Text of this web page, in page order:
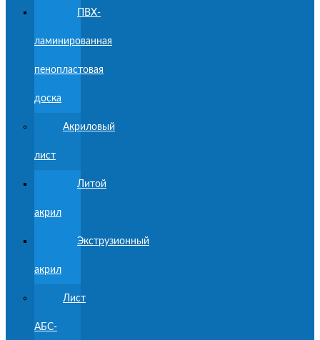
ПВХ-
ламинированная
пенопластовая
доска
Акриловый
лист
Литой
акрил
Экструзионный
акрил
Лист
АБС-